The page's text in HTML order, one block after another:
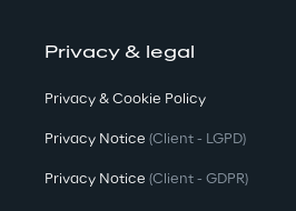
Privacy & legal
Privacy & Cookie Policy
Privacy Notice (Client - LGPD)
Privacy Notice (Client - GDPR)